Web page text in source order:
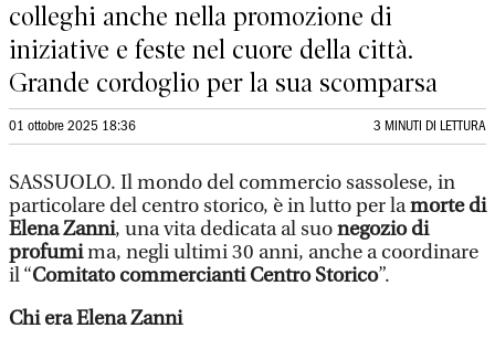
colleghi anche nella promozione di
iniziative e feste nel cuore della città.
Grande cordoglio per la sua scomparsa
01 ottobre 2025 18:36 3 MINUTI DI LETTURA
SASSUOLO. Il mondo del commercio sassolese, in
particolare del centro storico, è in lutto per lamorte di
Elena Zanni, una vita dedicata al suonegozio di
profumima, negli ultimi 30 anni, anche a coordinare
il “Comitato commercianti Centro Storico”.
Chi era Elena Zanni